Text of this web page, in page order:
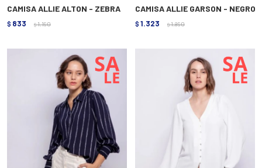
CAMISA ALLIE ALTON - ZEBRA
$ 833 $ 1.190
CAMISA ALLIE GARSON - NEGRO
$ 1.323 $ 1.890